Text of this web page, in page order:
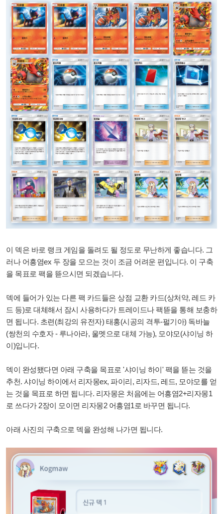
이 덱은 바로 랭크 게임을 돌려도 될 정도로 무난하게 좋습니다. 그
러나 어흥염ex 두 장을 모으는 것이 조금 어려운 편입니다. 이 구축
을 목표로 팩을 뜯으시면 되겠습니다.
덱에 들어가 있는 다른 팩 카드들은 상점 교환 카드(상처약, 레드 카
드 등)로 대체해서 잠시 사용하다가 트레이드나 팩뜯을 통해 보충하
면 됩니다. 초련(최강의 유전자) 태홍(시공의 격투-펄기아) 독바늘
(쌍천의 수호자 - 루나아라, 울멧으로 대체 가능), 모야모(샤이닝 하
이)입니다.
덱이 완성됐다면 아래 구축을 목표로 '샤이닝 하이' 팩을 뜯는 것을
추천. 샤이닝 하이에서 리자몽ex, 파이리, 리자드, 레드, 모야모를 얻
는 것을 목표로 하면 됩니다. 리자몽은 처음에는 어흥염2+리자몽1
로 쓰다가 2장이 모이면 리자몽2 어흥염1로 바꾸면 됩니다.
아래 사진의 구축으로 덱을 완성해 나가면 됩니다.